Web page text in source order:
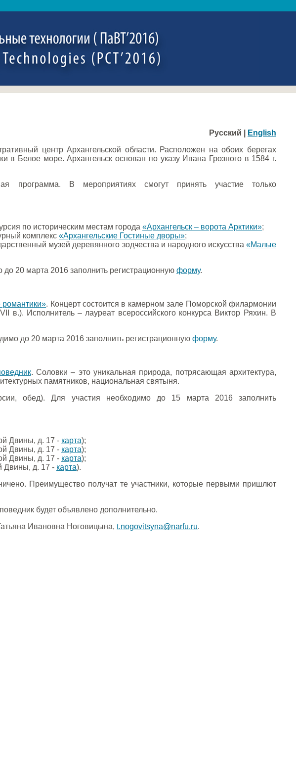
Русский |
English
центр Архангельской области. Расположен на обоих берегах
Белое море. Архангельск основан по указу Ивана Грозного в 1584 г.
программа. В мероприятиях смогут принять участие только
по историческим местам города «Архангельск – ворота Арктики»;
комплекс «Архангельские Гостиные дворы»;
музей деревянного зодчества и народного искусства «Малые
до 20 марта 2016 заполнить регистрационную форму.
романтики». Концерт состоится в камерном зале Поморской филармонии
в.). Исполнитель – лауреат всероссийского конкурса Виктор Ряхин. В
до 20 марта 2016 заполнить регистрационную форму.
. Соловки – это уникальная природа, потрясающая архитектура,
памятников, национальная святыня.
обед). Для участия необходимо до 15 марта 2016 заполнить
Двины, д. 17 - карта);
Двины, д. 17 - карта);
Двины, д. 17 - карта);
Двины, д. 17 - карта).
Преимущество получат те участники, которые первыми пришлют
будет объявлено дополнительно.
Ивановна Ноговицына, t.nogovitsyna@narfu.ru.